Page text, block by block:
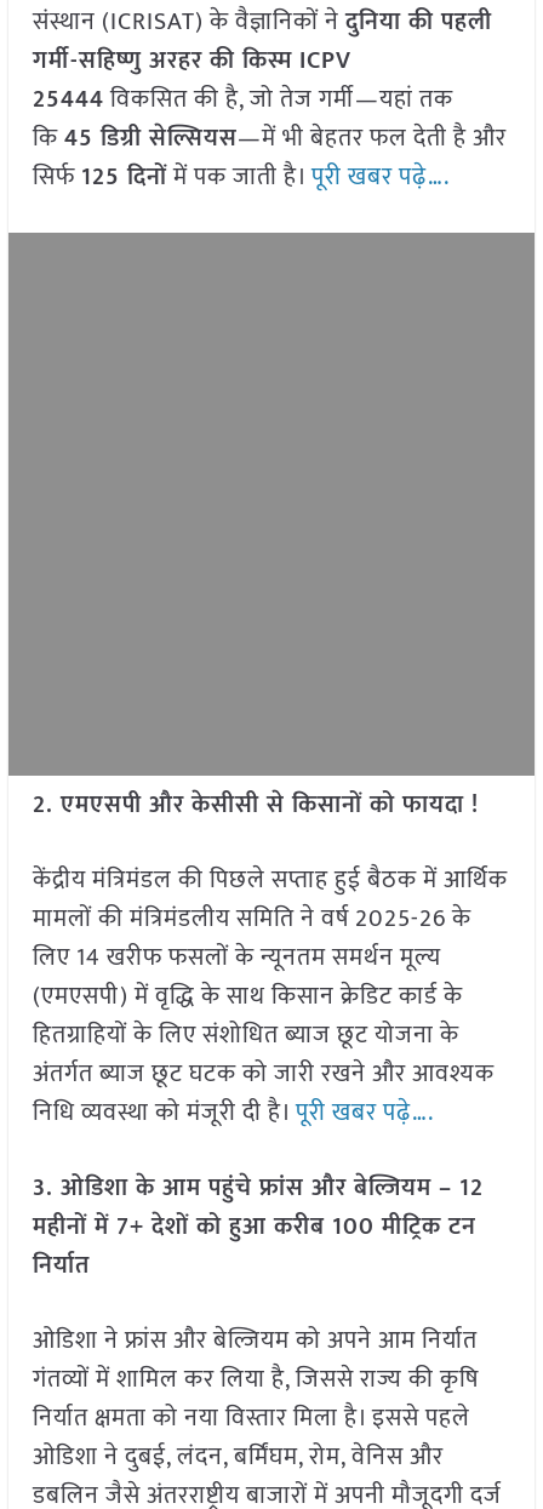
संस्थान (ICRISAT) के वैज्ञानिकों नेदुनिया की पहली
गर्मी-सहिष्णु अरहर की किस्म ICPV
25444विकसित की है, जो तेज गर्मी—यहां तक
कि45 डिग्री सेल्सियस—में भी बेहतर फल देती है और
सिर्फ125 दिनोंमें पक जाती है।पूरी खबर पढ़े….
2. एमएसपी और केसीसी से किसानों को फायदा !
केंद्रीय मंत्रिमंडल की पिछले सप्ताह हुई बैठक में आर्थिक
मामलों की मंत्रिमंडलीय समिति ने वर्ष 2025-26 के
लिए 14 खरीफ फसलों के न्यूनतम समर्थन मूल्य
(एमएसपी) में वृद्धि के साथ किसान क्रेडिट कार्ड के
हितग्राहियों के लिए संशोधित ब्याज छूट योजना के
अंतर्गत ब्याज छूट घटक को जारी रखने और आवश्यक
निधि व्यवस्था को मंजूरी दी है।पूरी खबर पढ़े….
3. ओडिशा के आम पहुंचे फ्रांस और बेल्जियम – 12
महीनों में 7+ देशों को हुआ करीब 100 मीट्रिक टन
निर्यात
ओडिशा ने फ्रांस और बेल्जियम को अपने आम निर्यात
गंतव्यों में शामिल कर लिया है, जिससे राज्य की कृषि
निर्यात क्षमता को नया विस्तार मिला है। इससे पहले
ओडिशा ने दुबई, लंदन, बर्मिंघम, रोम, वेनिस और
डबलिन जैसे अंतरराष्ट्रीय बाजारों में अपनी मौजूदगी दर्ज